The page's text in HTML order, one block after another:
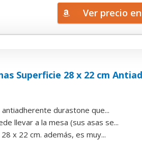
Ver precio
Superficie 28 x 22 cm
durastone que...
llevar a la mesa (sus asas se...
x 22 cm. además, es muy...